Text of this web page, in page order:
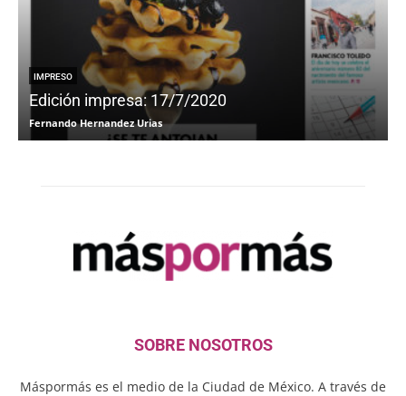
IMPRESO
Edición impresa: 17/7/2020
Fernando Hernandez Urias
SOBRE NOSOTROS
Máspormás es el medio de la Ciudad de México. A través de